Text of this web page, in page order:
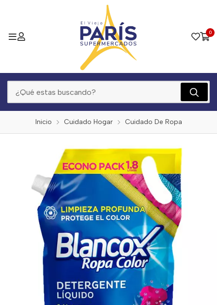
0
Inicio Cuidado Hogar Cuidado De Ropa